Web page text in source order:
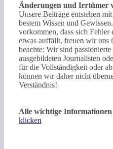
Änderungen und Irrtümer
Unsere Beiträge entstehen
bestem Wissen und
vorkommen, dass sich
etwas auffällt, freuen wir uns
beachte: Wir sind
ausgebildeten Journalisten
für die Vollständigkeit oder
können wir daher nicht
Verständnis!
Alle wichtige Informationen
klicken